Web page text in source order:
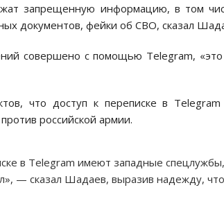
запрещенную информацию, в том
документов, фейки об СВО, сказал
совершено с помощью Telegram,
что доступ к переписке в
российской армии.
в Telegram имеют западные
— сказал Шадаев, выразив надежду,